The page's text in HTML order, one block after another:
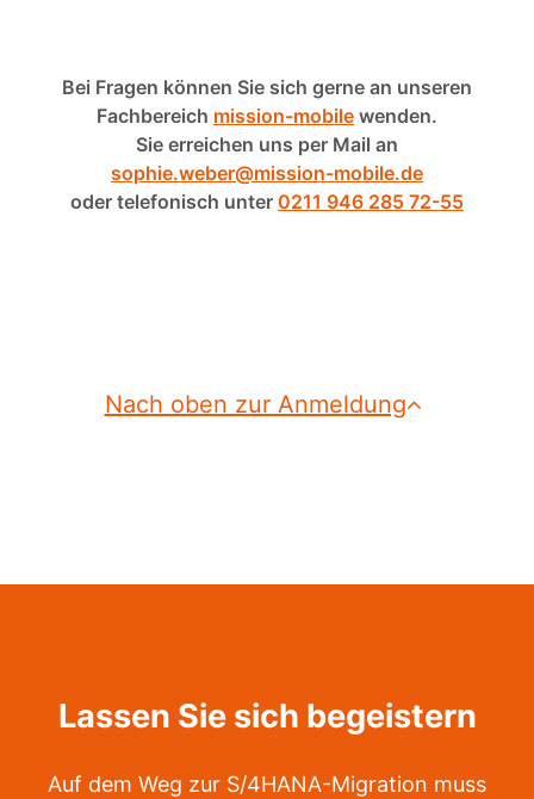
Bei Fragen können Sie sich gerne an unseren
Fachbereich mission-mobile wenden.
Sie erreichen uns per Mail an
sophie.weber@mission-mobile.de
oder telefonisch unter 0211 946 285 72-55
Nach oben zur Anmeldung
Lassen Sie sich begeistern
Auf dem Weg zur S/4HANA-Migration muss